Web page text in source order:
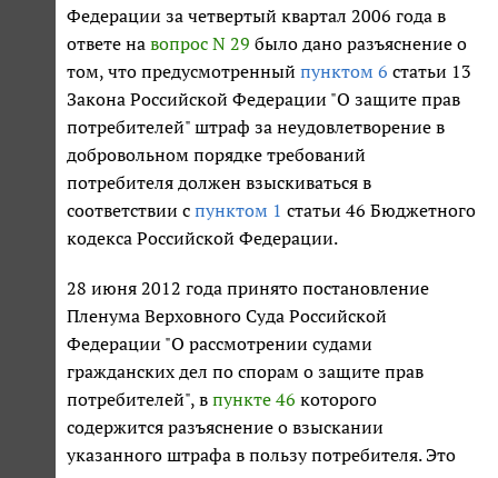
Федерации за четвертый квартал 2006 года в
ответе на вопрос N 29 было дано разъяснение о
том, что предусмотренный пунктом 6 статьи 13
Закона Российской Федерации "О защите прав
потребителей" штраф за неудовлетворение в
добровольном порядке требований
потребителя должен взыскиваться в
соответствии с пунктом 1 статьи 46 Бюджетного
кодекса Российской Федерации.
28 июня 2012 года принято постановление
Пленума Верховного Суда Российской
Федерации "О рассмотрении судами
гражданских дел по спорам о защите прав
потребителей", в пункте 46 которого
содержится разъяснение о взыскании
указанного штрафа в пользу потребителя. Это